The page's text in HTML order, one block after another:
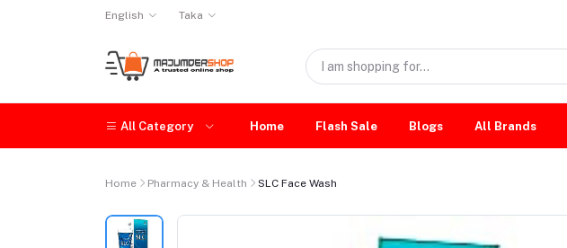
English Taka
All Category Home Flash Sale Blogs All Brands
Home Pharmacy & Health SLC Face Wash